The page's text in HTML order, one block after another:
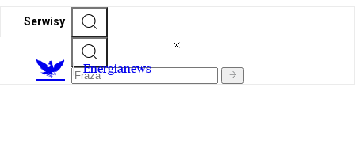
Serwisy
Energianews